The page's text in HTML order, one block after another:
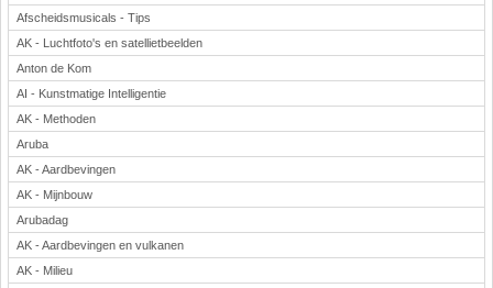
Afscheidsmusicals - Tips
AK - Luchtfoto's en satellietbeelden
Anton de Kom
AI - Kunstmatige Intelligentie
AK - Methoden
Aruba
AK - Aardbevingen
AK - Mijnbouw
Arubadag
AK - Aardbevingen en vulkanen
AK - Milieu